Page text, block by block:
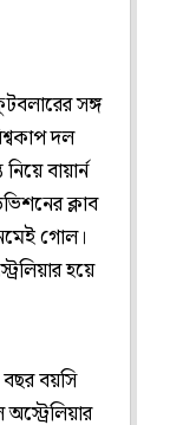
সঙ্গ
দল
বায়ার্ন
ক্লাব
গোল।
হয়ে
বয়সি